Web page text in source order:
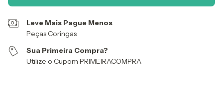
Leve Mais Pague Menos
Peças Coringas
Sua Primeira Compra?
Utilize o Cupom PRIMEIRACOMPRA